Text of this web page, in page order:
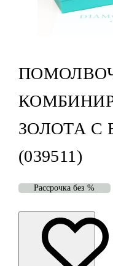
ЗОЛОТА С
(039511)
Рассрочка без %